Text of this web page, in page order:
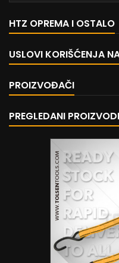
HTZ OPREMA I OSTALO
USLOVI KORIŠĆENJA
PROIZVOĐAČI
PREGLEDANI PROIZVODI